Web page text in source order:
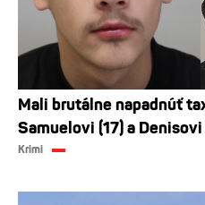
Mali brutálne napadnúť
Samuelovi (17) a Denisovi
Krimi